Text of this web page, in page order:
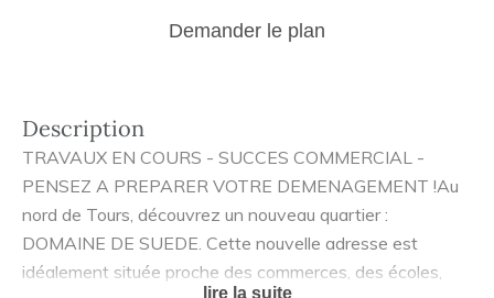
Demander le plan
Description
TRAVAUX EN COURS - SUCCES COMMERCIAL -
PENSEZ A PREPARER VOTRE DEMENAGEMENT !Au
nord de Tours, découvrez un nouveau quartier :
DOMAINE DE SUEDE. Cette nouvelle adresse est
idéalement située proche des commerces, des écoles,
lire la suite